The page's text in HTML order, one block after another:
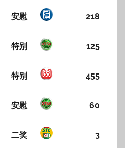
安慰 218
特别 125
特别 455
安慰 60
二奖 3